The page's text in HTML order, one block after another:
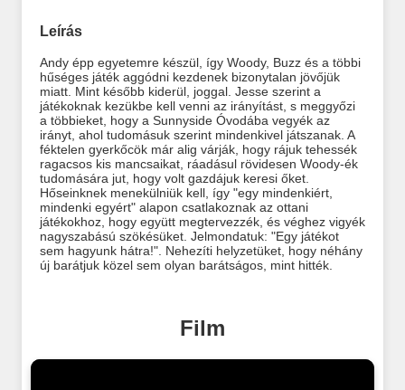
Leírás
Andy épp egyetemre készül, így Woody, Buzz és a többi
hűséges játék aggódni kezdenek bizonytalan jövőjük
miatt. Mint később kiderül, joggal. Jesse szerint a
játékoknak kezükbe kell venni az irányítást, s meggyőzi
a többieket, hogy a Sunnyside Óvodába vegyék az
irányt, ahol tudomásuk szerint mindenkivel játszanak. A
féktelen gyerkőcök már alig várják, hogy rájuk tehessék
ragacsos kis mancsaikat, ráadásul rövidesen Woody-ék
tudomására jut, hogy volt gazdájuk keresi őket.
Hőseinknek menekülniük kell, így "egy mindenkiért,
mindenki egyért" alapon csatlakoznak az ottani
játékokhoz, hogy együtt megtervezzék, és véghez vigyék
nagyszabású szökésüket. Jelmondatuk: "Egy játékot
sem hagyunk hátra!". Nehezíti helyzetüket, hogy néhány
új barátjuk közel sem olyan barátságos, mint hitték.
Film